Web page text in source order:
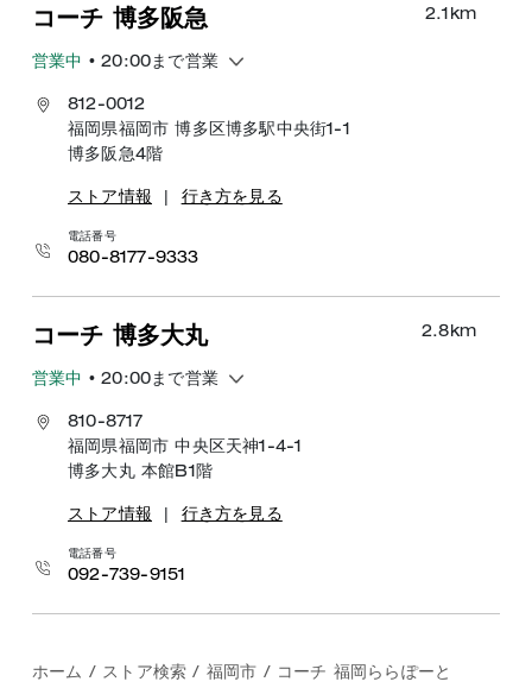
2.1 km
コーチ 博多阪急
営業中 • 20:00まで営業
812-0012
福岡県福岡市 博多区博多駅中央街1-1
博多阪急4階
ストア情報 行き方を見る
電話番号
080-8177-9333
2.8km
コーチ 博多大丸
営業中 • 20:00まで営業
810-8717
福岡県福岡市 中央区天神1-4-1
博多大丸 本館B1階
ストア情報 行き方を見る
電話番号
092-739-9151
ホーム / ストア検索 / 福岡市 / コーチ 福岡ららぽーと